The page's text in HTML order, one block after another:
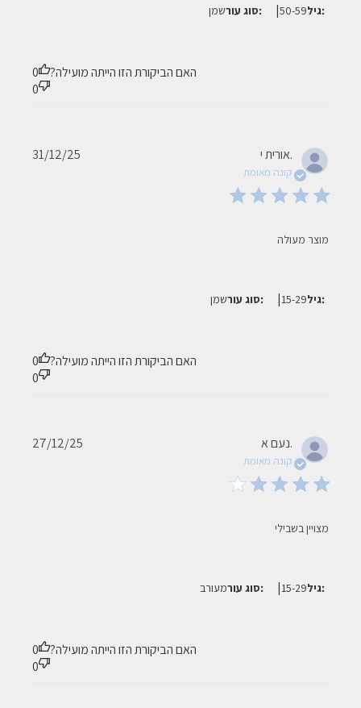
גיל: 50-59
| סוג עור: שמן
האם הביקורת הזו הייתה מועילה?
0
0
אורית י.
קונה מאומת
מוצר מעולה
read more about review content
גיל: 15-29
| סוג עור: שמן
Published
31/12/25
האם הביקורת הזו הייתה מועילה?
0
0
נעם א.
קונה מאומת
מצויין בשבילי
read more about review content
גיל: 15-29
| סוג עור: מעורב
Published
27/12/25
האם הביקורת הזו הייתה מועילה?
0
0